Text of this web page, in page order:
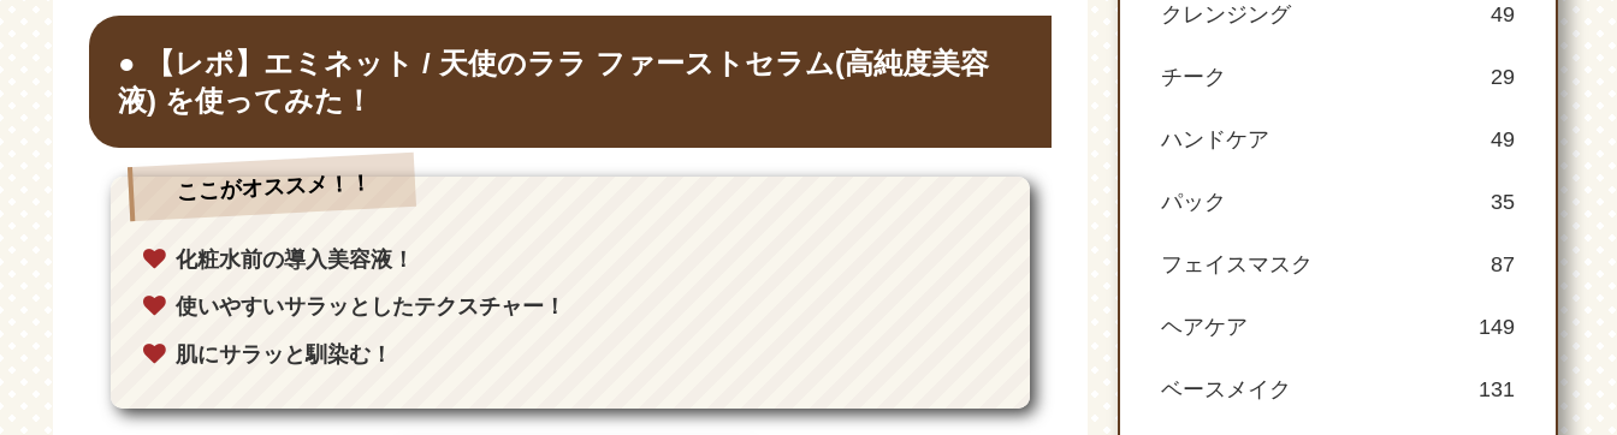
【レポ】エミネット / 天使のララ ファーストセラム(高純度美容
液) を使ってみた！
ここがオススメ！！
化粧水前の導入美容液！
使いやすいサラッとしたテクスチャー！
肌にサラッと馴染む！
クレンジング 49
チーク 29
ハンドケア 49
パック 35
フェイスマスク 87
ヘアケア 149
ベースメイク 131